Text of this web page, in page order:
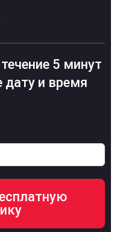
5 минут
дату и время